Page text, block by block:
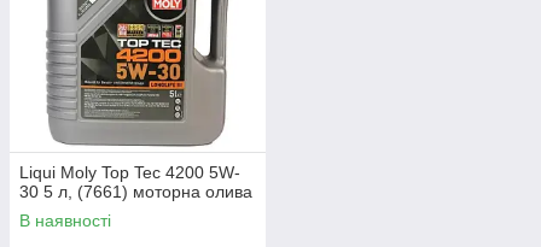
Liqui Moly Top Tec 4200 5W-
30 5 л, (7661) моторна олива
В наявності